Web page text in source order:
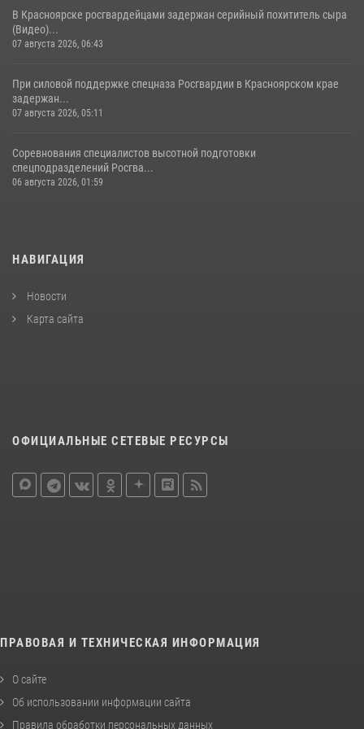
В Красноярске росгвардейцами задержан серийный похититель сыра
(Видео)...
07 августа 2026, 06:43
При силовой поддержке спецназа Росгвардии в Красноярском крае
задержан...
07 августа 2026, 05:11
Соревнования специалистов высотной подготовки
спецподразделений Росгва...
06 августа 2026, 01:59
НАВИГАЦИЯ
Новости
Карта сайта
ОФИЦИАЛЬНЫЕ СЕТЕВЫЕ РЕСУРСЫ
ПРАВОВАЯ И ТЕХНИЧЕСКАЯ ИНФОРМАЦИЯ
О сайте
Об использовании информации сайта
Правила обработки персональных данных